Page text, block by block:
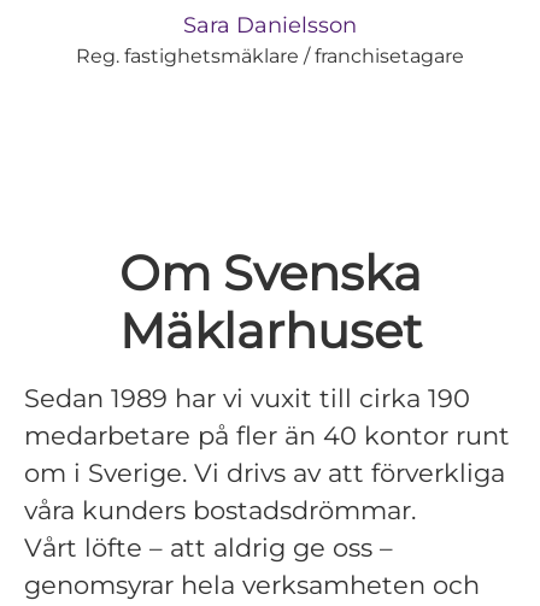
Sara Danielsson
Reg. fastighetsmäklare / franchisetagare
Om Svenska
Mäklarhuset
Sedan 1989 har vi vuxit till cirka 190
medarbetare på fler än 40 kontor runt
om i Sverige. Vi drivs av att förverkliga
våra kunders bostadsdrömmar.
Vårt löfte – att aldrig ge oss –
genomsyrar hela verksamheten och